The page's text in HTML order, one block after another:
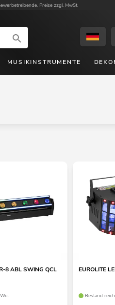
Preise zzgl. MwSt.
MUSIKINSTRUMENTE
8 ABL SWING QCL
EUROLITE
Bestand